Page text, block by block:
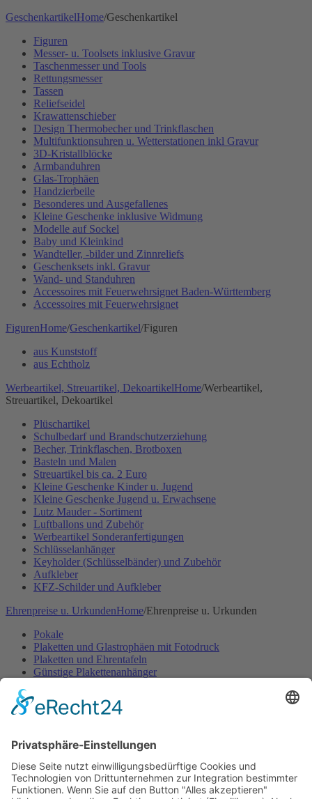
GeschenkartikelHome/Geschenkartikel
Figuren
Messer- u. Toolsets inklusive Gravur
Taschenmesser und Tools
Rettungsmesser
Tassen
Reliefseidel
Krawattenschieber
Design Thermobecher und Trinkflaschen
Multifunktionsuhren u. Wetterstationen inkl Gravur
3D-Kristallblöcke
Armbanduhren
Glas-Trophäen
Handzierbeile
Besonderes und Ausgefallenes
Kleine Geschenke inklusive Widmung
Modelle auf Sockel
Baby und Kleinkind
Wandteller, -bilder und Zinnreliefs
Geschenksets inkl. Gravur
Wand- und Standuhren
Accessoires mit Feuerwehrsignet Baden-Württemberg
Accessoires mit Feuerwehrsignet
FigurenHome/Geschenkartikel/Figuren
aus Kunststoff
aus Echtholz
Werbeartikel, Streuartikel, DekoartikelHome/Werbeartikel,
Streuartikel, Dekoartikel
Plüschartikel
Schulbedarf und Brandschutzerziehung
Becher, Trinkflaschen, Brotboxen
Basteln und Malen
Streuartikel bis ca. 2 Euro
Kleine Geschenke Kinder u. Jugend
Kleine Geschenke Jugend u. Erwachsene
Lutz Mauder - Sortiment
Luftballons und Zubehör
Werbeartikel Sonderanfertigungen
Schlüsselanhänger
Keyholder (Schlüsselbänder) und Zubehör
Aufkleber
KFZ-Schilder und Aufkleber
Ehrenpreise u. UrkundenHome/Ehrenpreise u. Urkunden
Pokale
Plaketten und Glastrophäen mit Fotodruck
Plaketten und Ehrentafeln
Günstige Plakettenanhänger
Ehrenpreisständer u. -figuren
Ehrenpreisständer Acryl GÜNSTIG
Urkunden-Sonderanfertigungen
Urkundenmappen und -rahmen
PokaleHome/Ehrenpreise u. Urkunden /Pokale